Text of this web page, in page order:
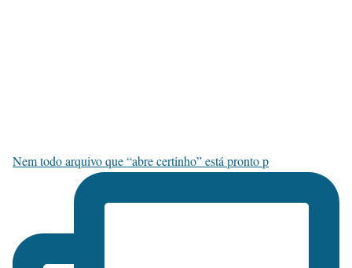
Nem todo arquivo que “abre certinho” está pronto p